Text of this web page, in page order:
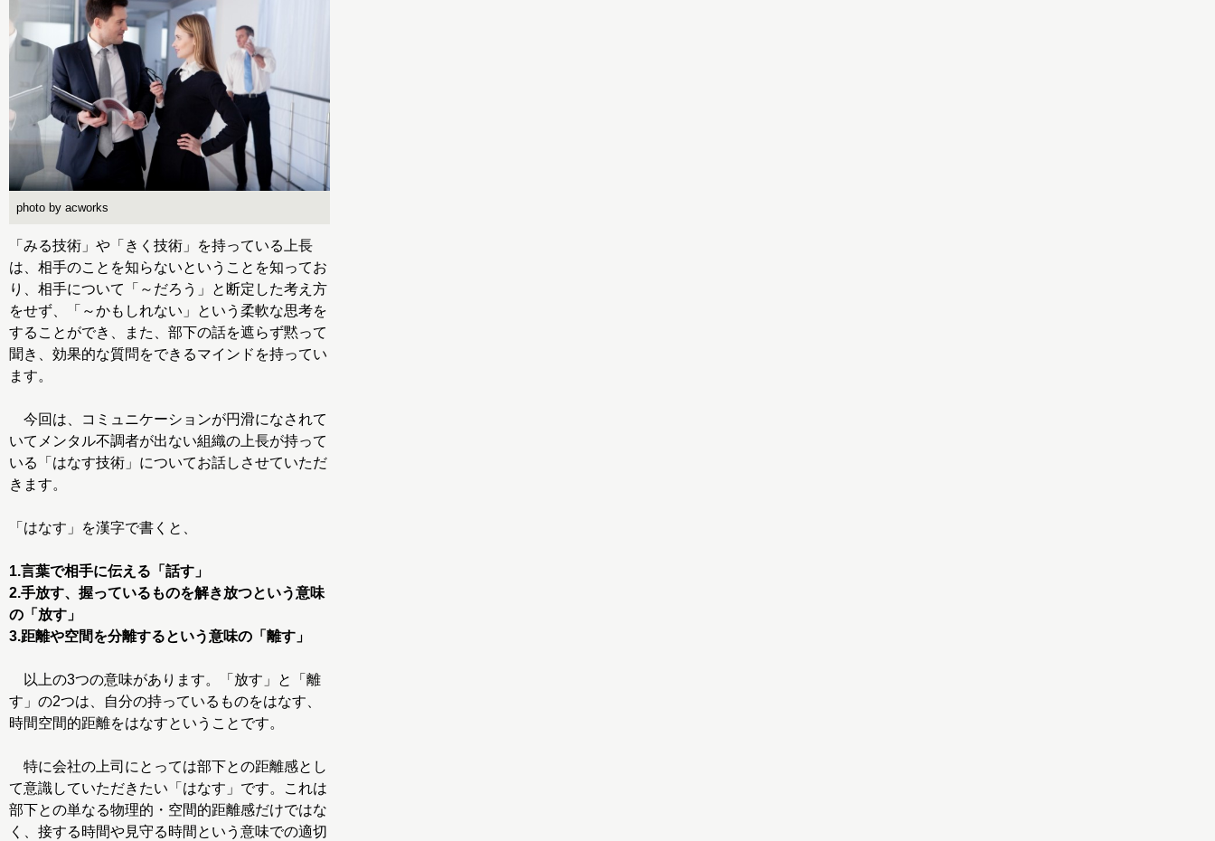
photo by acworks
「みる技術」や「きく技術」を持っている上長
は、相手のことを知らないということを知ってお
り、相手について「～だろう」と断定した考え方
をせず、「～かもしれない」という柔軟な思考を
することができ、また、部下の話を遮らず黙って
聞き、効果的な質問をできるマインドを持ってい
ます。
今回は、コミュニケーションが円滑になされて
いてメンタル不調者が出ない組織の上長が持って
いる「はなす技術」についてお話しさせていただ
きます。
「はなす」を漢字で書くと、
1.言葉で相手に伝える「話す」
2.手放す、握っているものを解き放つという意味
の「放す」
3.距離や空間を分離するという意味の「離す」
以上の3つの意味があります。「放す」と「離
す」の2つは、自分の持っているものをはなす、
時間空間的距離をはなすということです。
特に会社の上司にとっては部下との距離感とし
て意識していただきたい「はなす」です。これは
部下との単なる物理的・空間的距離感だけではな
く、接する時間や見守る時間という意味での適切